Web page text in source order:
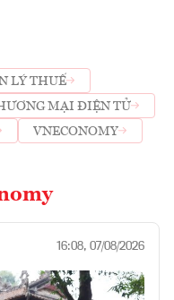
LÝ THUẾ
MẠI ĐIỆN TỬ
VNECONOMY
16:08, 07/08/2026